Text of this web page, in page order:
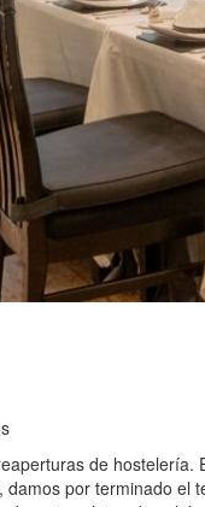
de
por terminado